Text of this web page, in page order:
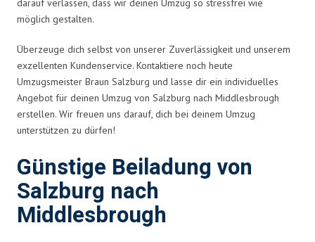
darauf verlassen, dass wir deinen Umzug so stressfrei wie
möglich gestalten.
Überzeuge dich selbst von unserer Zuverlässigkeit und unserem
exzellenten Kundenservice. Kontaktiere noch heute
Umzugsmeister Braun Salzburg und lasse dir ein individuelles
Angebot für deinen Umzug von Salzburg nach Middlesbrough
erstellen. Wir freuen uns darauf, dich bei deinem Umzug
unterstützen zu dürfen!
Günstige Beiladung von
Salzburg nach
Middlesbrough